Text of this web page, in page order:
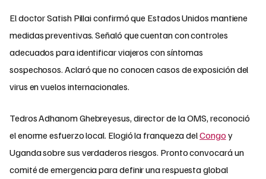
El doctor Satish Pillai confirmó que Estados Unidos mantiene
medidas preventivas. Señaló que cuentan con controles
adecuados para identificar viajeros con síntomas
sospechosos. Aclaró que no conocen casos de exposición del
virus en vuelos internacionales.
Tedros Adhanom Ghebreyesus, director de la OMS, reconoció
el enorme esfuerzo local. Elogió la franqueza delCongo y
Uganda sobre sus verdaderos riesgos. Pronto convocará un
comité de emergencia para definir una respuesta global